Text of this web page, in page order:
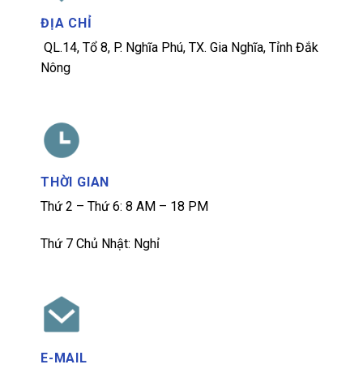
ĐỊA CHỈ
QL.14, Tổ 8, P. Nghĩa Phú, TX. Gia Nghĩa, Tỉnh Đắk
Nông
THỜI GIAN
Thứ 2 – Thứ 6: 8 AM – 18 PM
Thứ 7 Chủ Nhật: Nghỉ
E-MAIL